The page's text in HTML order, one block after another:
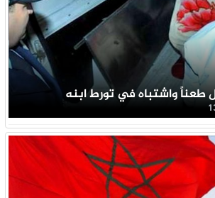
طعناً واشتباه في تورط ابنه